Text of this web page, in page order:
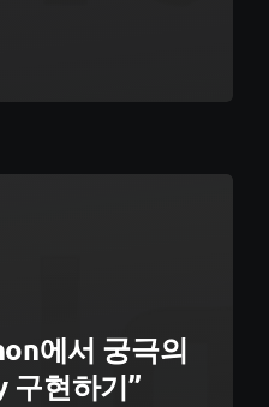
에서 궁극의
현하기”